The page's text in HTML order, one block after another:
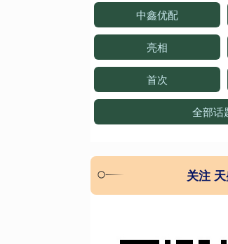
中鑫优配
亮相
首次
全部话
关注